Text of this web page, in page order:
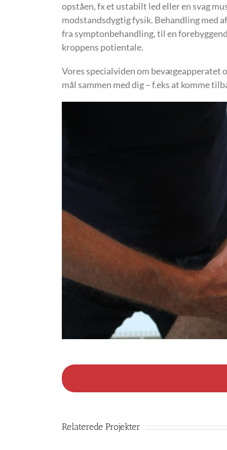
opståen, fx et ustabilt led eller en svag
modstandsdygtig fysik. Behandling
fra symptonbehandling, til en
kroppens potientale.
Vores specialviden om bevægeapperatet
mål sammen med dig – f.eks at komme
Relaterede Projekter